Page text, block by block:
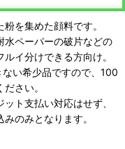
を集めた顔料です。
水ペーパーの破片などの
イ分けできる方向け。
い希少品ですので、100
さい。
ト支払い対応はせず、
のみとなります。